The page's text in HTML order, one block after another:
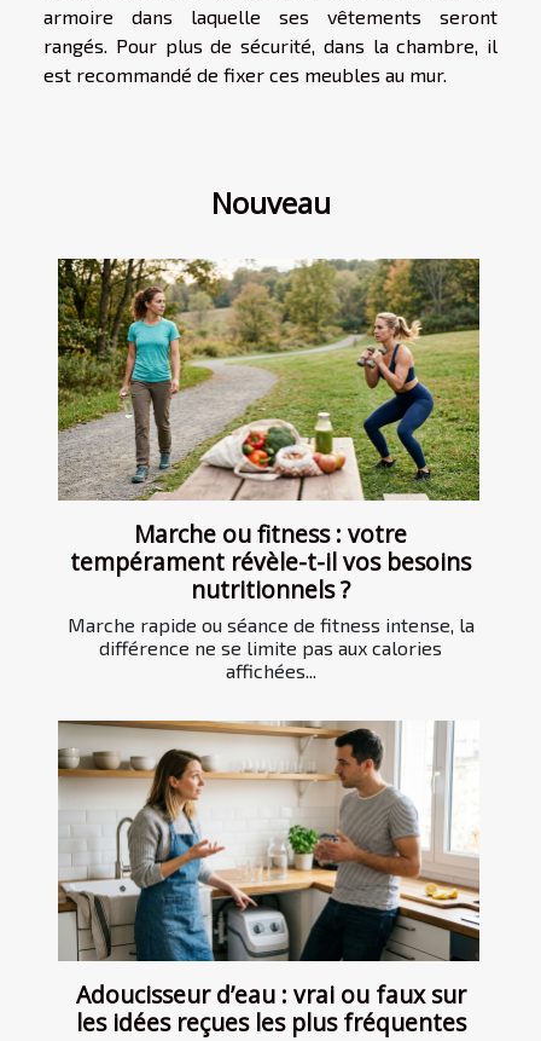
armoire dans laquelle ses vêtements seront
rangés. Pour plus de sécurité, dans la chambre, il
est recommandé de fixer ces meubles au mur.
Nouveau
Marche ou fitness : votre
tempérament révèle-t-il vos besoins
nutritionnels ?
Marche rapide ou séance de fitness intense, la
différence ne se limite pas aux calories
affichées...
Adoucisseur d’eau : vrai ou faux sur
les idées reçues les plus fréquentes